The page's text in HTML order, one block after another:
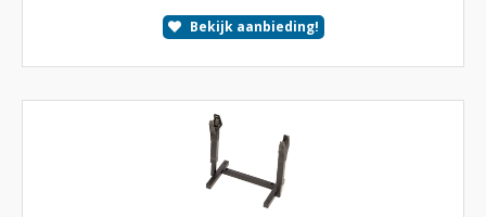
Bekijk aanbieding!